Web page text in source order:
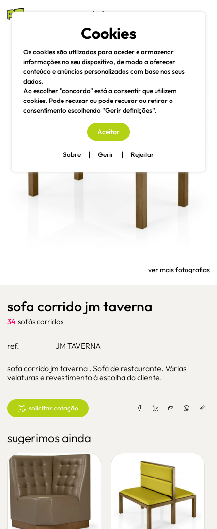
mesas e cadeiras
Pesquisa
ver mais fotografias
sofa corrido jm taverna
34 sofás corridos
ref. JM TAVERNA
sofa corrido jm taverna . Sofa de restaurante. Várias
velaturas e revestimento á escolha do cliente.
solicitar cotação
sugerimos ainda
Cookies
Os cookies são utilizados para aceder e armazenar
informações no seu dispositivo, de modo a oferecer
conteúdo e anúncios personalizados com base nos seus
dados.
Ao escolher "concordo" está a consentir que utilizem
cookies. Pode recusar ou pode recusar ou retirar o
consentimento escolhendo "Gerir definições".
Aceitar
Sobre | Gerir | Rejeitar